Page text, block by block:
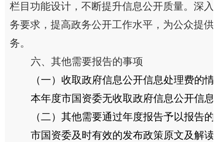
栏目功能设计，不断提升信息公开质量。深入
务要求，提高政务公开工作水平，为公众提供
务。
六、其他需要报告的事项
（一）收取政府信息公开信息处理费的情
本年度市国资委无收取政府信息公开信
（二）其他需要通过年度报告予以报告的
市国资委及时有效的发布政策原文及解读